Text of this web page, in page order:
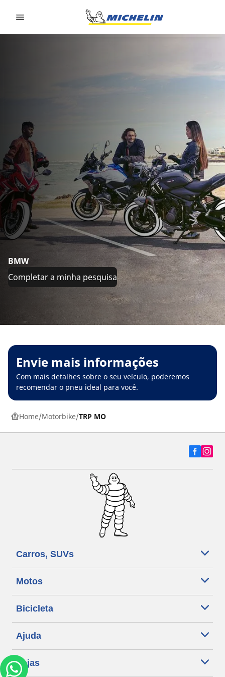
BMW
Completar a minha pesquisa
Envie mais informações
Com mais detalhes sobre o seu veículo, poderemos
recomendar o pneu ideal para você.
Home Motorbike TRP MO
Carros, SUVs
Motos
Bicicleta
Ajuda
Lojas